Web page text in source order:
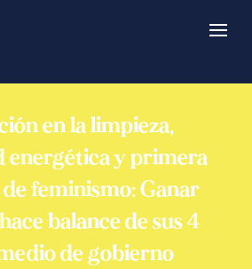
en la limpieza,
energética y primera
feminismo: Ganar
balance de sus 4
de gobierno